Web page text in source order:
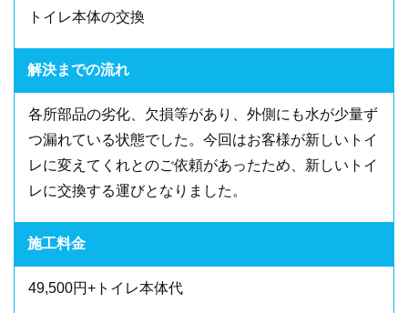
トイレ本体の交換
解決までの流れ
各所部品の劣化、欠損等があり、外側にも水が少量ず
つ漏れている状態でした。今回はお客様が新しいトイ
レに変えてくれとのご依頼があったため、新しいトイ
レに交換する運びとなりました。
施工料金
49,500円+トイレ本体代